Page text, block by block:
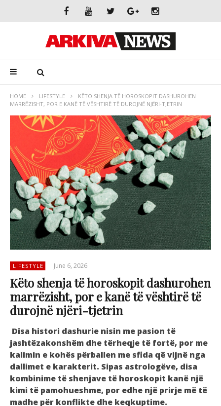
HOME LIFESTYLE
KËTO SHENJA TË HOROSKOPIT DASHUROHEN
MARRËZISHT, POR E KANË TË VËSHTIRË TË DUROJNË NJËRI-TJETRIN
LIFESTYLE June 6, 2026
Këto shenja të horoskopit dashurohen
marrëzisht, por e kanë të vështirë të
durojnë njëri-tjetrin
Disa histori dashurie nisin me pasion të
jashtëzakonshëm dhe tërheqje të fortë, por me
kalimin e kohës përballen me sfida që vijnë nga
dallimet e karakterit. Sipas astrologëve, disa
kombinime të shenjave të horoskopit kanë një
kimi të pamohueshme, por edhe një prirje më të
madhe për konflikte dhe keqkuptime.